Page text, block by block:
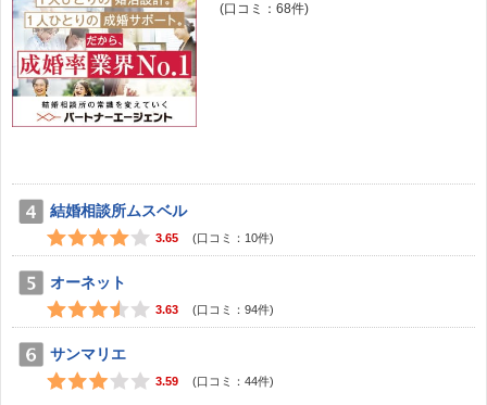
(口コミ： 68件)
結婚相談所ムスベル
3.65 (口コミ： 10件)
オーネット
3.63 (口コミ： 94件)
サンマリエ
3.59 (口コミ： 44件)